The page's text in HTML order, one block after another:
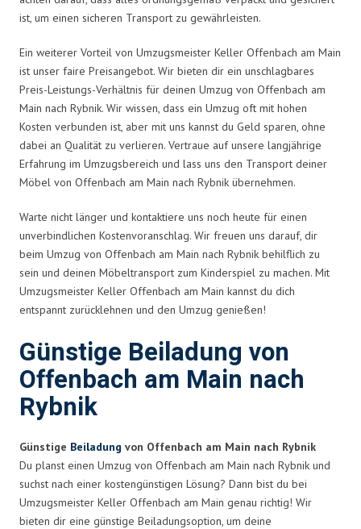
ist, um einen sicheren Transport zu gewährleisten.
Ein weiterer Vorteil von Umzugsmeister Keller Offenbach am Main
ist unser faire Preisangebot. Wir bieten dir ein unschlagbares
Preis-Leistungs-Verhältnis für deinen Umzug von Offenbach am
Main nach Rybnik. Wir wissen, dass ein Umzug oft mit hohen
Kosten verbunden ist, aber mit uns kannst du Geld sparen, ohne
dabei an Qualität zu verlieren. Vertraue auf unsere langjährige
Erfahrung im Umzugsbereich und lass uns den Transport deiner
Möbel von Offenbach am Main nach Rybnik übernehmen.
Warte nicht länger und kontaktiere uns noch heute für einen
unverbindlichen Kostenvoranschlag. Wir freuen uns darauf, dir
beim Umzug von Offenbach am Main nach Rybnik behilflich zu
sein und deinen Möbeltransport zum Kinderspiel zu machen. Mit
Umzugsmeister Keller Offenbach am Main kannst du dich
entspannt zurücklehnen und den Umzug genießen!
Günstige Beiladung von
Offenbach am Main nach
Rybnik
Günstige Beiladung von Offenbach am Main nach Rybnik
Du planst einen Umzug von Offenbach am Main nach Rybnik und
suchst nach einer kostengünstigen Lösung? Dann bist du bei
Umzugsmeister Keller Offenbach am Main genau richtig! Wir
bieten dir eine günstige Beiladungsoption, um deine